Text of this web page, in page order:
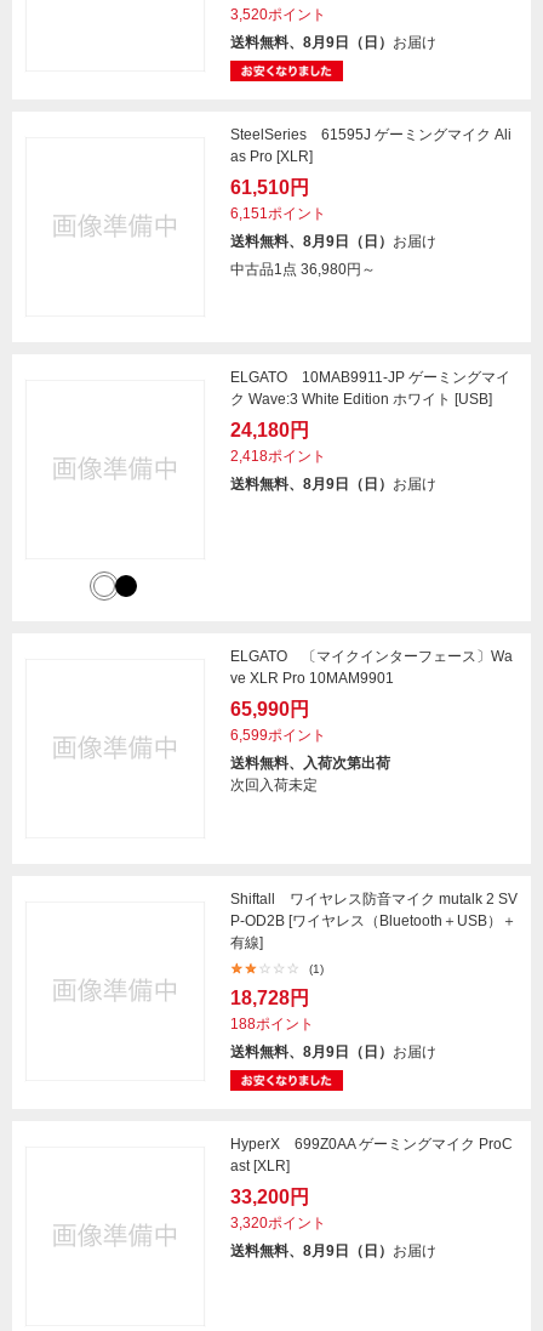
3,520ポイント
送料無料、8月9日（日） お届け
SteelSeries 61595J ゲーミングマイク Ali
as Pro [XLR]
61,510円
6,151ポイント
送料無料、8月9日（日） お届け
中古品1点 36,980円～
ELGATO 10MAB9911-JP ゲーミングマイ
ク Wave:3 White Edition ホワイト [USB]
24,180円
2,418ポイント
送料無料、8月9日（日） お届け
ELGATO 〔マイクインターフェース〕Wa
ve XLR Pro 10MAM9901
65,990円
6,599ポイント
送料無料、入荷次第出荷
次回入荷未定
Shiftall ワイヤレス防音マイク mutalk 2 SV
P-OD2B [ワイヤレス（Bluetooth＋USB）＋
有線]
(1)
18,728円
188ポイント
送料無料、8月9日（日） お届け
HyperX 699Z0AA ゲーミングマイク ProC
ast [XLR]
33,200円
3,320ポイント
送料無料、8月9日（日） お届け